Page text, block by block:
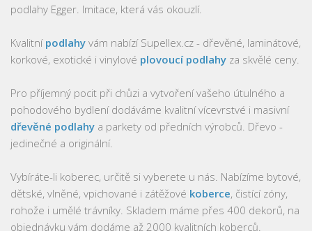
podlahy Egger. Imitace, která vás okouzlí.
Kvalitní podlahy vám nabízí Supellex.cz - dřevěné, laminátové,
korkové, exotické i vinylové plovoucí podlahy za skvělé ceny.
Pro příjemný pocit při chůzi a vytvoření vašeho útulného a
pohodového bydlení dodáváme kvalitní vícevrstvé i masivní
dřevěné podlahy a parkety od předních výrobců. Dřevo -
jedinečné a originální.
Vybíráte-li koberec, určitě si vyberete u nás. Nabízíme bytové,
dětské, vlněné, vpichované i zátěžové koberce, čistící zóny,
rohože i umělé trávníky. Skladem máme přes 400 dekorů, na
objednávku vám dodáme až 2000 kvalitních koberců.